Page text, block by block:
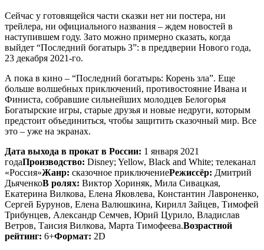
Сейчас у готовящейся части сказки нет ни постера, ни
трейлера, ни официального названия – ждем новостей в
наступившем году. Зато можно примерно сказать, когда
выйдет “Последний богатырь 3”: в преддверии Нового года,
23 декабря 2021-го.
А пока в кино – “Последний богатырь: Корень зла”. Еще
больше волшебных приключений, противостояние Ивана и
Финиста, собравшие сильнейших молодцев Белогорья
Богатырские игры, старые друзья и новые недруги, которым
предстоит объединиться, чтобы защитить сказочный мир. Все
это – уже на экранах.
Дата выхода в прокат в России: 1 января 2021
годаПроизводство: Disney; Yellow, Black and White; телеканал
«Россия»Жанр: сказочное приключениеРежиссёр: Дмитрий
ДьяченкоВ ролях: Виктор Хориняк, Мила Сивацкая,
Екатерина Вилкова, Елена Яковлева, Константин Лавроненко,
Сергей Бурунов, Елена Валюшкина, Кирилл Зайцев, Тимофей
Трибунцев, Александр Семчев, Юрий Цурило, Владислав
Ветров, Таисия Вилкова, Марта Тимофеева.Возрастной
рейтинг: 6+Формат: 2D